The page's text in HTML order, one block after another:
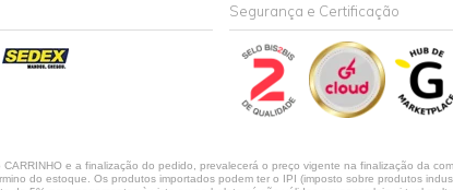
Segurança e Certificação
e a finalização do pedido, prevalecerá o preço vigente na finalização da
do estoque. Os produtos importados podem ter o IPI (imposto sobre produtos